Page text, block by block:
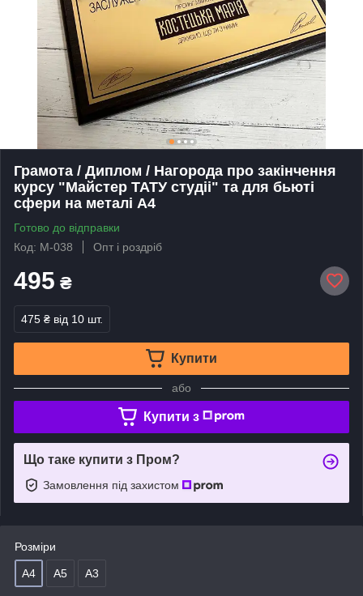
Грамота / Диплом / Нагорода про закінчення
курсу "Майстер ТАТУ студіі" та для бьюті
сфери на металі А4
Готово до відправки
Код: М-038
Опт і роздріб
495 ₴
475 ₴ від 10 шт.
Купити
або
Купити з
Що таке купити з Пром?
Замовлення під захистом
Розміри
А4 А5 А3